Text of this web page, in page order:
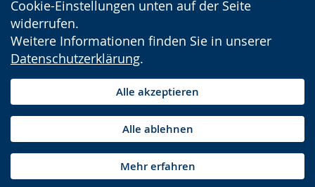
Cookie-Einstellungen unten auf der Seite
widerrufen.
Weitere Informationen finden Sie in unserer
Datenschutzerklärung.
Alle akzeptieren
Alle ablehnen
Mehr erfahren